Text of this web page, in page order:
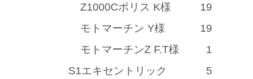
Z1000Cポリス K様
19
モトマーチン Y様
19
モトマーチンZ F.T様
1
S1エキセントリック
5